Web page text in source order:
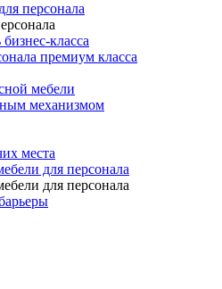
персонала
класса
премиум класса
мебели
механизмом
места
для персонала
для персонала